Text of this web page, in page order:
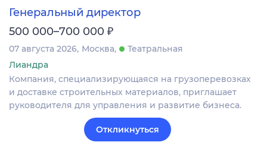
Генеральный директор
500 000–700 000 ₽
07 августа 2026 Москва
Театральная
Лиандра
Компания, специализирующаяся на грузоперевозках
и доставке строительных материалов, приглашает
руководителя для управления и развитие бизнеса.
Откликнуться